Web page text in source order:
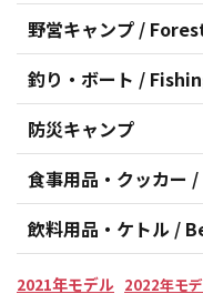
野営キャンプ /
釣り・ボート /
防災キャンプ
食事用品・クッカー
飲料用品・ケトル /
2021年モデル 2022年モ